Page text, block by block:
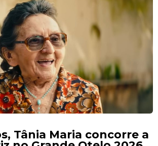
Tânia Maria concorre a